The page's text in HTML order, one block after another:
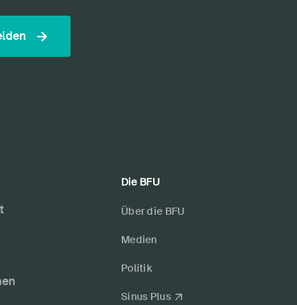
Die BFU
Über die BFU
Medien
Politik
Sinus Plus